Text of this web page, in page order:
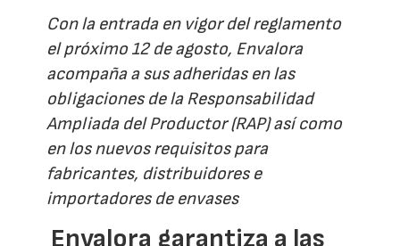
Con la entrada en vigor del reglamento
el próximo 12 de agosto, Envalora
acompaña a sus adheridas en las
obligaciones de la Responsabilidad
Ampliada del Productor (RAP) así como
en los nuevos requisitos para
fabricantes, distribuidores e
importadores de envases
Envalora garantiza a las